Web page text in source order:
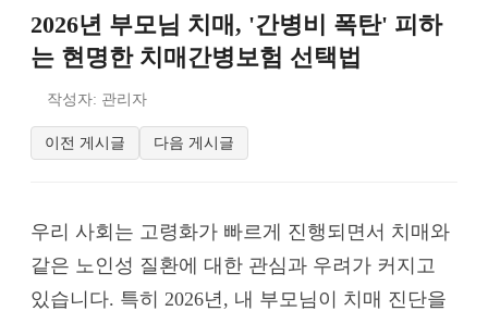
2026년 부모님 치매, '간병비 폭탄' 피하
는 현명한 치매간병보험 선택법
작성자: 관리자
이전 게시글 다음 게시글
우리 사회는 고령화가 빠르게 진행되면서 치매와
같은 노인성 질환에 대한 관심과 우려가 커지고
있습니다. 특히 2026년, 내 부모님이 치매 진단을